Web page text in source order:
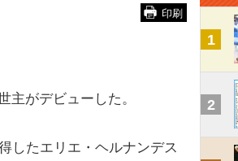
印刷
がデビューした。
したエリエ・ヘルナンデス
1
2